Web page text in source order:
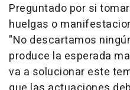
Preguntado por si
huelgas o
"No descartamos
produce la esperada
va a solucionar este